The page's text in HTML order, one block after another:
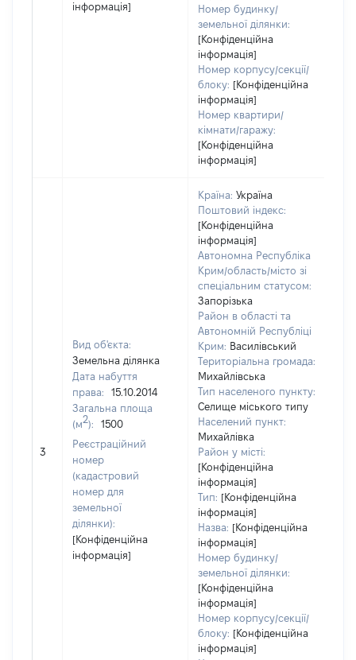
інформація]
Номер будинку/
земельної ділянки:
[Конфіденційна
інформація]
Номер корпусу/секції/
блоку: [Конфіденційна
інформація]
Номер квартири/
кімнати/гаражу:
[Конфіденційна
інформація]
3
Вид об'єкта:
Земельна ділянка
Дата набуття
права:
15.10.2014
Загальна площа
(м2):
1500
Реєстраційний
номер
(кадастровий
номер для
земельної
ділянки):
[Конфіденційна
інформація]
Країна: Україна
Поштовий індекс:
[Конфіденційна
інформація]
Автономна Республіка
Крим/область/місто зі
спеціальним статусом:
Запорізька
Район в області та
Автономній Республіці
Крим: Василівський
Територіальна громада:
Михайлівська
Тип населеного пункту:
Селище міського типу
Населений пункт:
Михайлівка
Район у місті:
[Конфіденційна
інформація]
Тип: [Конфіденційна
інформація]
Назва: [Конфіденційна
інформація]
Номер будинку/
земельної ділянки:
[Конфіденційна
інформація]
Номер корпусу/секції/
блоку: [Конфіденційна
інформація]